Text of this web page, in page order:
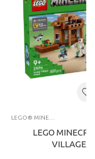
LEGO
VILLAGE